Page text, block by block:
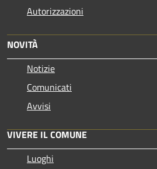
Autorizzazioni
NOVITÀ
Notizie
Comunicati
Avvisi
VIVERE IL COMUNE
Luoghi